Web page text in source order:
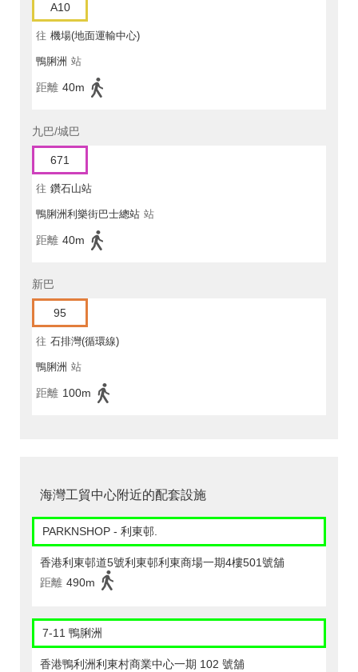
A10
往 機場(地面運輸中心)
鴨脷洲 站
距離 40m
九巴/城巴
671
往 鑽石山站
鴨脷洲利樂街巴士總站 站
距離 40m
新巴
95
往 石排灣(循環線)
鴨脷洲 站
距離 100m
海灣工貿中心附近的配套設施
PARKNSHOP - 利東邨.
香港利東邨道5號利東邨利東商場一期4樓501號舖
距離 490m
7-11 鴨脷洲
香港鴨利洲利東村商業中心一期 102 號舖